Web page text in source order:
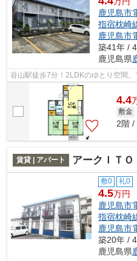
鹿児島市
指宿枕崎
鹿児島市
築41年 /
鹿児島県
谷山駅徒歩7分！2LDKのゆとり空間
4.4
敷金
2階 /
賃貸 | アパート アークＩＴＯ
敷0 礼0
4.5万円
鹿児島市
指宿枕崎
鹿児島市
築20年 /
鹿児島県